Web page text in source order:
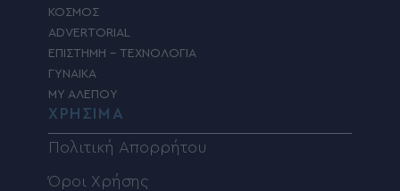
ΚΟΣΜΟΣ
ADVERTORIAL
ΕΠΙΣΤΗΜΗ – ΤΕΧΝΟΛΟΓΙΑ
ΓΥΝΑΙΚΑ
MY ΑΛΕΠΟΥ
ΧΡΗΣΙΜΑ
Πολιτική Απορρήτου
Όροι Χρήσης